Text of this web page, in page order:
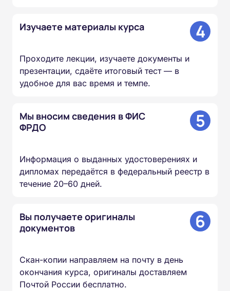
Изучаете материалы курса 4
Проходите лекции, изучаете документы и
презентации, сдаёте итоговый тест — в
удобное для вас время и темпе.
Мы вносим сведения в ФИС
ФРДО
5
Информация о выданных удостоверениях и
дипломах передаётся в федеральный реестр в
течение 20–60 дней.
Вы получаете оригиналы
документов
6
Скан-копии направляем на почту в день
окончания курса, оригиналы доставляем
Почтой России бесплатно.